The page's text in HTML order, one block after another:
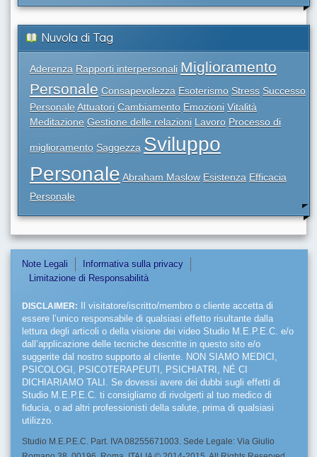
Nuvola di Tag
Aderenza Rapporti interpersonali Miglioramento
Personale Consapevolezza Esoterismo Stress Successo
Personale Attuatori Cambiamento Emozioni Vitalità
Meditazione Gestione delle relazioni Lavoro Processo di
miglioramento Saggezza Sviluppo
Personale Abraham Maslow Esistenza Efficacia
Personale
Note Legali
Informativa sulla privacy
Limitazione di Responsabilità
DISCLAIMER: Il visitatore/iscritto/membro o cliente accetta di
essere l’unico responsabile di qualsiasi effetto risultante dalla
lettura degli articoli o della visione dei video Studio M.E.P.E.C. e/o
dall’applicazione delle tecniche descritte in questo sito e/o
suggerite dal nostro supporto al cliente. NON SIAMO MEDICI,
PSICOLOGI, PSICOTERAPEUTI, PSICHIATRI, NÉ CI
DICHIARIAMO TALI. Se dovessi avere dei dubbi sugli effetti di
Studio M.E.P.E.C. ti consigliamo di rivolgerti al tuo medico di
fiducia, o ad altri professionisti della salute, prima di qualsiasi
utilizzo.
Studio M.E.P.E.C. Part. IVA 08255671003. Sede Legale: Via Giulio